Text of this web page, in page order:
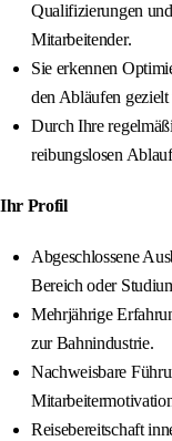
Qualifizierungen
Mitarbeitender.
Sie erkennen
den Abläufen gezielt
Durch Ihre
reibungslosen
Ihr Profil
Abgeschlossene
Bereich oder
Mehrjährige
zur Bahnindustrie.
Nachweisbare
Reisebereitschaft